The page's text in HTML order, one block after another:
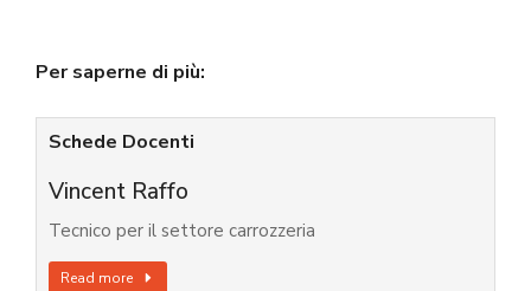
Per saperne di più:
Schede Docenti
Vincent Raffo
Tecnico per il settore carrozzeria
Read more